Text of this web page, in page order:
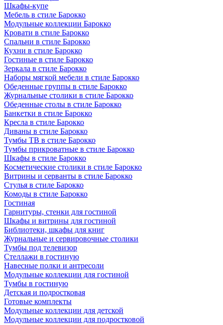
Шкафы-купе
Мебель в стиле Барокко
Модульные коллекции Барокко
Кровати в стиле Барокко
Спальни в стиле Барокко
Кухни в стиле Барокко
Гостиные в стиле Барокко
Зеркала в стиле Барокко
Наборы мягкой мебели в стиле Барокко
Обеденные группы в стиле Барокко
Журнальные столики в стиле Барокко
Обеденные столы в стиле Барокко
Банкетки в стиле Барокко
Кресла в стиле Барокко
Диваны в стиле Барокко
Тумбы ТВ в стиле Барокко
Тумбы прикроватные в стиле Барокко
Шкафы в стиле Барокко
Косметические столики в стиле Барокко
Витрины и серванты в стиле Барокко
Стулья в стиле Барокко
Комоды в стиле Барокко
Гостиная
Гарнитуры, стенки для гостиной
Шкафы и витрины для гостиной
Библиотеки, шкафы для книг
Журнальные и сервировочные столики
Тумбы под телевизор
Стеллажи в гостиную
Навесные полки и антресоли
Модульные коллекции для гостиной
Тумбы в гостиную
Детская и подростковая
Готовые комплекты
Модульные коллекции для детской
Модульные коллекции для подростковой